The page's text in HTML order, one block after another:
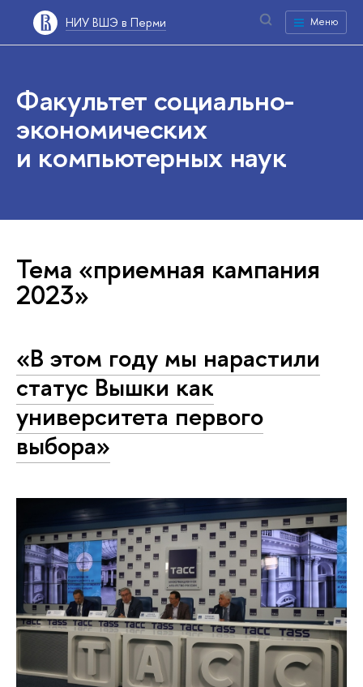
НИУ ВШЭ в Перми Меню
Факультет социально-
экономических
и компьютерных наук
Тема «приемная кампания
2023»
«В этом году мы нарастили
статус Вышки как
университета первого
выбора»